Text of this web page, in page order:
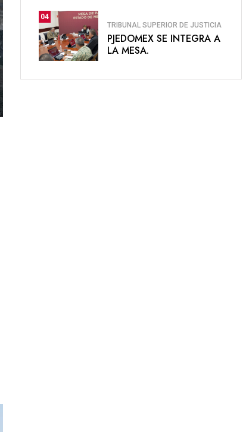
04
TRIBUNAL SUPERIOR DE JUSTICIA
PJEDOMEX SE INTEGRA A
LA MESA.